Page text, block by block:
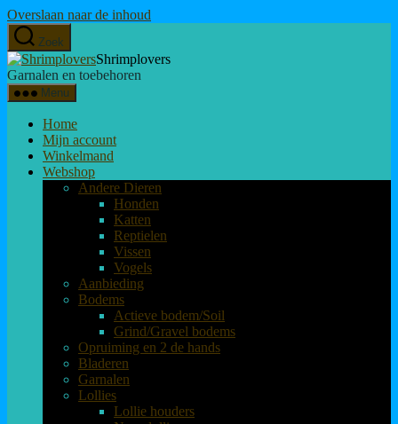
Overslaan naar de inhoud
Zoek
Shrimplovers
Garnalen en toebehoren
Menu
Home
Mijn account
Winkelmand
Webshop
Andere Dieren
Honden
Katten
Reptielen
Vissen
Vogels
Aanbieding
Bodems
Actieve bodem/Soil
Grind/Gravel bodems
Opruiming en 2 de hands
Bladeren
Garnalen
Lollies
Lollie houders